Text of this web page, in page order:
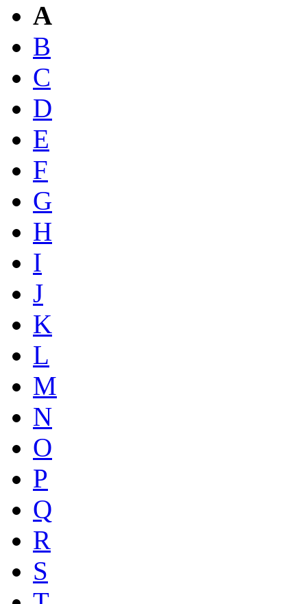
A
B
C
D
E
F
G
H
I
J
K
L
M
N
O
P
Q
R
S